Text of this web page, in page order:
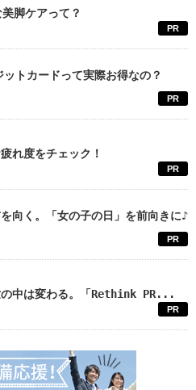
脚ケアって？
PR
トカードって実際お得なの？
PR
れ度をチェック！
PR
向く。「女の子の日」を前向きに♪
PR
の中は変わる。「Rethink PR...
PR